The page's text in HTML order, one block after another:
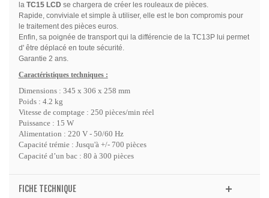
la TC15 LCD se chargera de créer les rouleaux de pièces.
Rapide, conviviale et simple à utiliser, elle est le bon compromis pour
le traitement des pièces euros.
Enfin, sa poignée de transport qui la différencie de la TC13P lui permet
d' être déplacé en toute sécurité.
Garantie 2 ans.
Caractéristiques techniques :
Dimensions : 345 x 306 x 258 mm
Poids : 4.2 kg
Vitesse de comptage : 250 pièces/min réel
Puissance : 15 W
Alimentation : 220 V - 50/60 Hz
Capacité trémie : Jusqu'à +/- 700 pièces
Capacité d’un bac : 80 à 300 pièces
FICHE TECHNIQUE